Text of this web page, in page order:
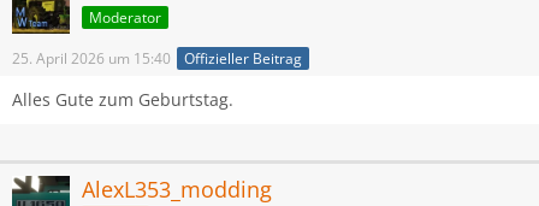
Moderator
25. April 2026 um 15:40 Offizieller Beitrag
Alles Gute zum Geburtstag.
AlexL353_modding